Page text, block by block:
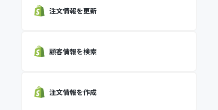
注文情報を更新
顧客情報を検索
注文情報を作成